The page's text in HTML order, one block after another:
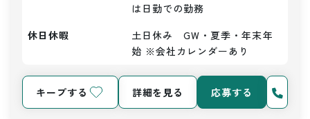
は日勤での勤務
休日休暇
土日休み　GW・夏季・年末年
始 ※会社カレンダーあり
キープする 詳細を見る 応募する